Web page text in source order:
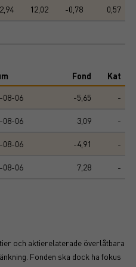
12,02 -0,78 0,57
Fond
Kat
08-06 -5,65 -
08-06 3,09 -
08-06 -4,91 -
08-06 7,28 -
och aktierelaterade överlåtbara
Fonden ska dock ha fokus